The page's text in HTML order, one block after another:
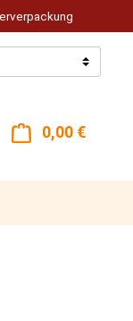
Produkte auf
0,00 €